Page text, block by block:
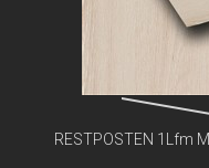
RESTPOSTEN 1Lfm